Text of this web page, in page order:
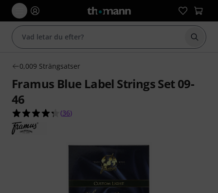
Börja
0,009 Strängsatser
Framus Blue Label Strings Set 09-
46
4.3 av 5 stjärnor från 36 kundbetyg
(36)